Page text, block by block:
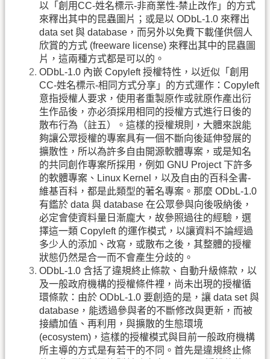
以「創用CC-姓名標示-非商業性-禁止改作」的方式
來釋出其中的昆蟲圖片；或是以 ODbL-1.0 來釋出
data set 與 database，而另外以免費下載僅供個人
欣賞的方式 (freeware license) 來釋出其中的昆蟲圖
片，這兩種方式都是可以的。
ODbL-1.0 內嵌 Copyleft 授權特性，以近似「創用
CC-姓名標示-相同方式分享」的方式運作：Copyleft
意指授權人要求，使用者重製原作或就原作產出衍
生作品後，亦必須採用相同的授權方式進行日後的
散布行為（註五）。這樣的授權規則，大體來說能
夠讓公眾授權的專案具有一個不斷向後延伸發展的
擴散性，所以為許多自由開源軟體專案，或是知名
的共同創作專案所採用，例如 GNU Project 下許多
的軟體專案、Linux Kernel，以及自由的百科全書-
維基百科，都是此類型的著名專案。那麼 ODbL-1.0
有鑑於 data 與 database 在公眾參與向後吸納後，
必定會使資料量日漸龐大，故參照過往的經驗，選
擇這一類 Copyleft 的運作模式，以讓資料不論經過
多少人的添加、改寫，或散布之後，其整體的授權
狀態仍然是合一而不會產生分歧的。
ODbL-1.0 含括了違規終止條款、自動升級條款，以
及一般政府機構的授權條件裡，尚未出現的授權循
環條款：由於 ODbL-1.0 要創造的是，讓 data set 與
database，能透過參與者的不斷修改與更新，而被
接續加值、再利用，與擴散的生態環境
(ecosystem)，這樣的授權模式與目前一般政府機構
所主導的方式是有若干的不同。首先是違規終止條